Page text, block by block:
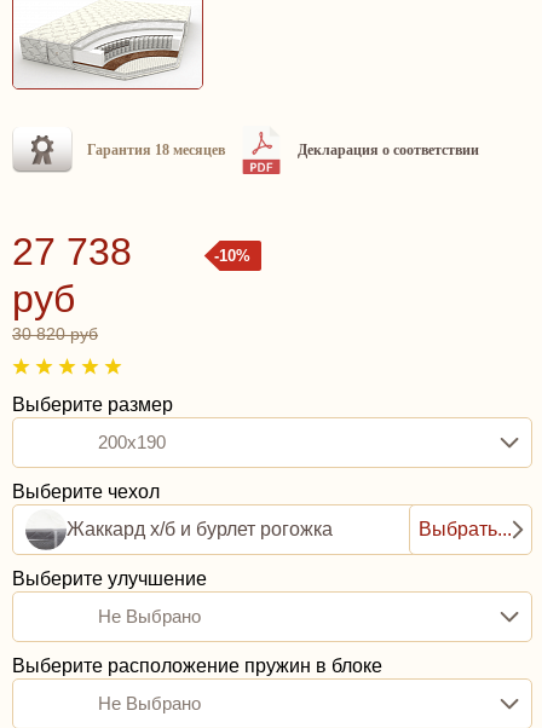
Гарантия 18 месяцев Декларация о соответствии
-10%
27 738
руб
30 820 руб
Выберите размер
200x190
Выберите чехол
Жаккард х/б и бурлет рогожка
Выбрать...
Выберите улучшение
Не Выбрано
Выберите расположение пружин в блоке
Не Выбрано